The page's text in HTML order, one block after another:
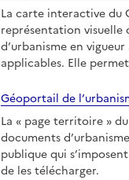
La carte interactive du
représentation visuelle
d’urbanisme en
applicables. Elle
Géoportail de
La
page territoire
documents
publique qui
de les télécharger.